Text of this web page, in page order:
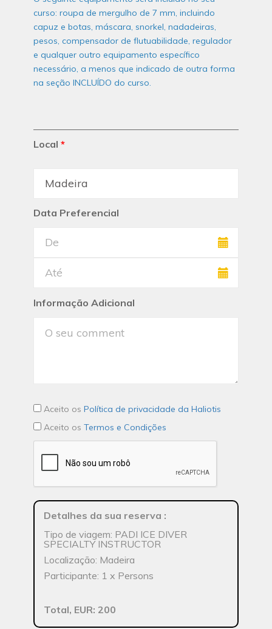
curso: roupa de mergulho de 7 mm, incluindo
capuz e botas, máscara, snorkel, nadadeiras,
pesos, compensador de flutuabilidade, regulador
e qualquer outro equipamento específico
necessário, a menos que indicado de outra forma
na seção INCLUÍDO do curso.
Local *
Data Preferencial
Informação Adicional
Aceito os Política de privacidade da Haliotis
Aceito os Termos e Condições
Detalhes da sua reserva :
Tipo de viagem: PADI ICE DIVER
SPECIALTY INSTRUCTOR
Localização: Madeira
Participante: 1 x Persons
Total, EUR: 200